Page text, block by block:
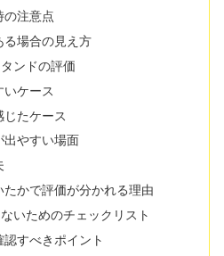
の注意点
る場合の見え方
ンドの評価
いケース
じたケース
出やすい場面
かで評価が分かれる理由
いためのチェックリスト
すべきポイント